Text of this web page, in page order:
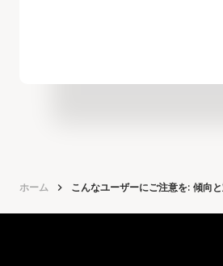
ホーム keyboard_arrow_right こんなユーザーにご注意を: 傾向